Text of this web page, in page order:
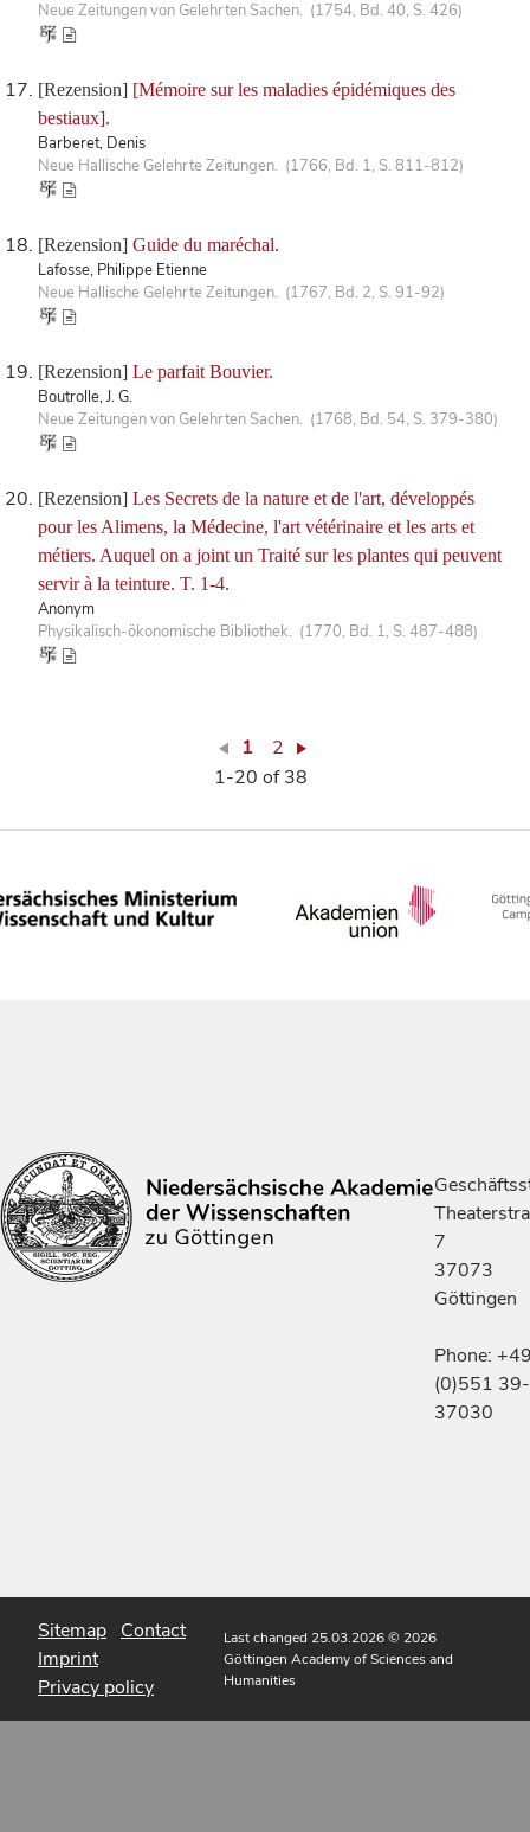
Neue Zeitungen von Gelehrten Sachen. (1754, Bd. 40, S. 426)
[Rezension] [Mémoire sur les maladies épidémiques des
bestiaux].
Barberet, Denis
Neue Hallische Gelehrte Zeitungen. (1766, Bd. 1, S. 811-812)
[Rezension] Guide du maréchal.
Lafosse, Philippe Etienne
Neue Hallische Gelehrte Zeitungen. (1767, Bd. 2, S. 91-92)
[Rezension] Le parfait Bouvier.
Boutrolle, J. G.
Neue Zeitungen von Gelehrten Sachen. (1768, Bd. 54, S. 379-380)
[Rezension] Les Secrets de la nature et de l'art, développés
pour les Alimens, la Médecine, l'art vétérinaire et les arts et
métiers. Auquel on a joint un Traité sur les plantes qui peuvent
servir à la teinture. T. 1-4.
Anonym
Physikalisch-ökonomische Bibliothek. (1770, Bd. 1, S. 487-488)
1
2
1-20 of 38
7
37073
Göttingen
Phone:
(0)551 39-
37030
Sitemap Contact
Imprint
Privacy policy
Last changed 25.03.2026© 2026
Göttingen Academy of Sciences and
Humanities